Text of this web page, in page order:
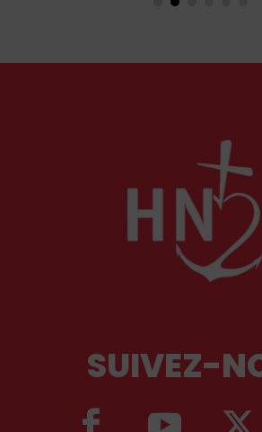
comme l'a rappelé Léon XIV
SUIVEZ-